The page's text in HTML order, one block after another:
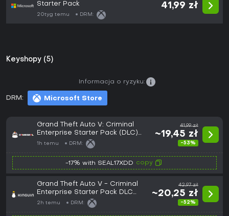
Starter Pack
20tyg temu DRM:
41,99 zł
Keyshopy (5)
DRM: Microsoft Store
Informacja o ryzyku:
Grand Theft Auto V: Criminal
Enterprise Starter Pack (DLC)
(Xbox One / Xbox Series X|S)
Xbox Live Key - EU
1h temu DRM:
41,99 zł
~19,45 zł
-53%
-17% with SEAL17XDD copy
Grand Theft Auto V - Criminal
Enterprise Starter Pack DLC
XBOX One CD Key
2h temu DRM:
42,97 zł
~20,25 zł
-52%